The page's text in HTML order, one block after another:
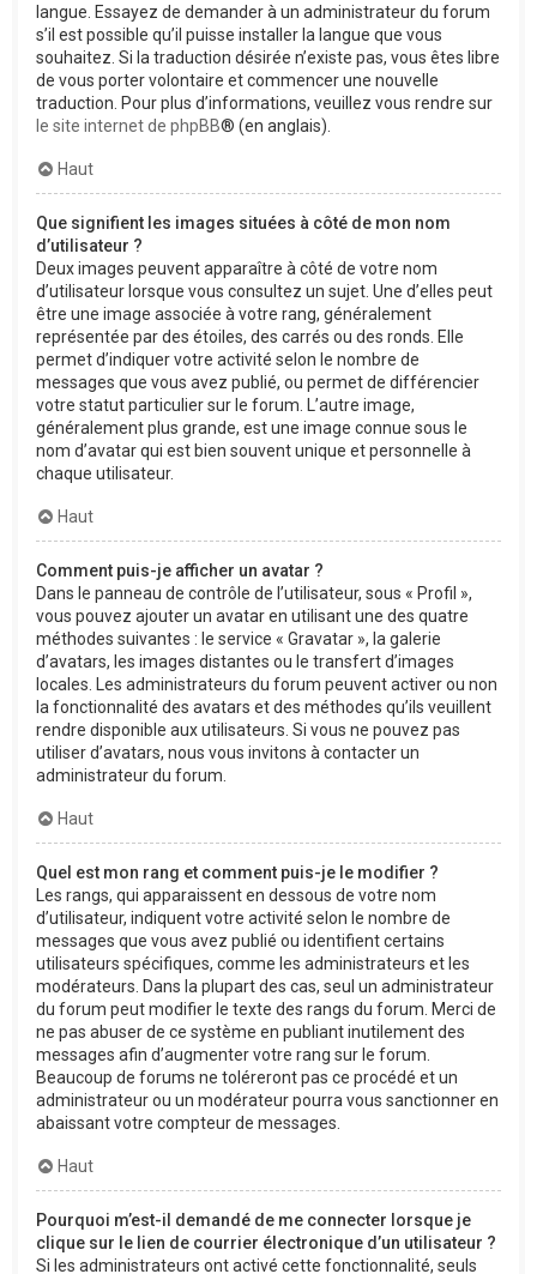
langue. Essayez de demander à un administrateur du forum
s’il est possible qu’il puisse installer la langue que vous
souhaitez. Si la traduction désirée n’existe pas, vous êtes libre
de vous porter volontaire et commencer une nouvelle
traduction. Pour plus d’informations, veuillez vous rendre sur
le site internet de phpBB® (en anglais).
Haut
Que signifient les images situées à côté de mon nom
d’utilisateur ?
Deux images peuvent apparaître à côté de votre nom
d’utilisateur lorsque vous consultez un sujet. Une d’elles peut
être une image associée à votre rang, généralement
représentée par des étoiles, des carrés ou des ronds. Elle
permet d’indiquer votre activité selon le nombre de
messages que vous avez publié, ou permet de différencier
votre statut particulier sur le forum. L’autre image,
généralement plus grande, est une image connue sous le
nom d’avatar qui est bien souvent unique et personnelle à
chaque utilisateur.
Haut
Comment puis-je afficher un avatar ?
Dans le panneau de contrôle de l’utilisateur, sous « Profil »,
vous pouvez ajouter un avatar en utilisant une des quatre
méthodes suivantes : le service « Gravatar », la galerie
d’avatars, les images distantes ou le transfert d’images
locales. Les administrateurs du forum peuvent activer ou non
la fonctionnalité des avatars et des méthodes qu’ils veuillent
rendre disponible aux utilisateurs. Si vous ne pouvez pas
utiliser d’avatars, nous vous invitons à contacter un
administrateur du forum.
Haut
Quel est mon rang et comment puis-je le modifier ?
Les rangs, qui apparaissent en dessous de votre nom
d’utilisateur, indiquent votre activité selon le nombre de
messages que vous avez publié ou identifient certains
utilisateurs spécifiques, comme les administrateurs et les
modérateurs. Dans la plupart des cas, seul un administrateur
du forum peut modifier le texte des rangs du forum. Merci de
ne pas abuser de ce système en publiant inutilement des
messages afin d’augmenter votre rang sur le forum.
Beaucoup de forums ne toléreront pas ce procédé et un
administrateur ou un modérateur pourra vous sanctionner en
abaissant votre compteur de messages.
Haut
Pourquoi m’est-il demandé de me connecter lorsque je
clique sur le lien de courrier électronique d’un utilisateur ?
Si les administrateurs ont activé cette fonctionnalité, seuls